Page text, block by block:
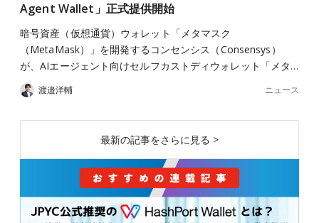
Agent Wallet」正式提供開始
暗号資産（仮想通貨）ウォレット「メタマスク
（MetaMask）」を開発するコンセンシス（Consensys）
が、AIエージェント向けセルフカストディウォレット「メタ…
渡邉洋輔 ニュース
最新の記事をさらに見る >